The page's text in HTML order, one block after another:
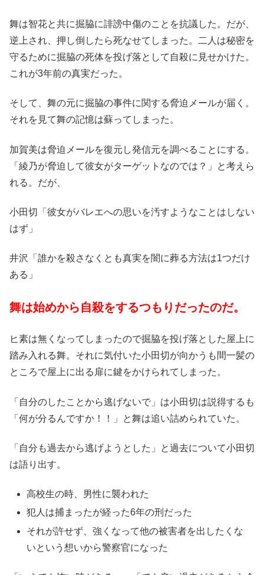
舞は智花と共に掘脇に誹謗中傷のことを抗議した。だが、
逆上され、押し倒したら死なせてしまった。二人は秘密を
守るために掘脇の死体を投げ落として自殺に見せかけた。
これが3年前の真実だった。
そして、舞の元に掘脇の事件に関する脅迫メールが届く。
それを見て舞の記憶は蘇ってしまった。
加賀美は脅迫メールを復元し発信元を調べることにする。
「綾乃が脅迫して彼女がターゲットなのでは？」と考えら
れる。だが、
小田切「彼女がバレエへの思いを汚すようなことはしない
はず」
井沢「誰かを殺さなくとも真実を闇に葬る方法は1つだけ
ある」
舞は始めから自殺をするつもりだったのだ。
ヒ素は無くなってしまったので掘脇を投げ落とした屋上に
踏み入れる舞。それに気付いた小田切が向かうも間一髪の
ところで屋上に出る扉に鍵をかけられてしまった。
「自分のしたことから逃げないで」は小田切は説得するも
「何が分るんですか！！」と舞は追い詰められていた。
「自分も過去から逃げようとした」と過去について小田切
は語り出す。
高校生の時、男性に襲われた
犯人は捕まったが経った6年の刑だった
それが許せず、強くなって他の被害者を出したくな
いという想いから警察官になった